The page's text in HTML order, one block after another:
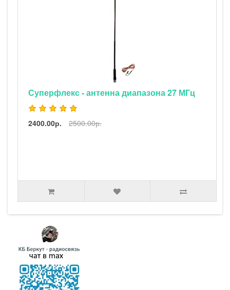
Суперфлекс - антенна диапазона 27 МГц
2400.00р. 2500.00р.